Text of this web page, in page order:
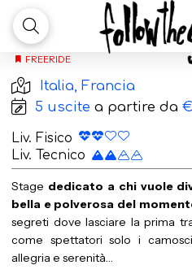
Stage
giornate
FREERIDE
Italia, Francia
5 uscitea partire da
Liv. Fisico
Liv. Tecnico
Stage dedicato a chi vuole
bella e polverosa del
segreti dove lasciare la prima
come spettatori solo i
allegria e serenità…